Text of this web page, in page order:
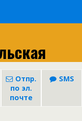
Отпр.
по эл.
почте
SMS